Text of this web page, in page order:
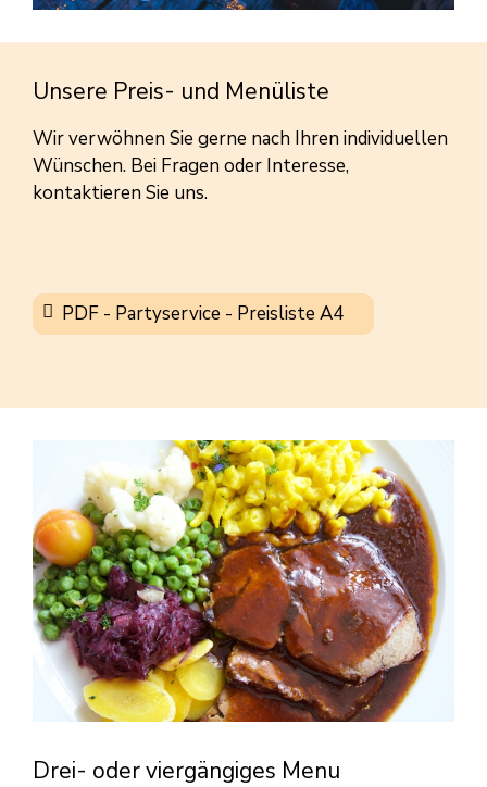
Unsere Preis- und Menüliste
Wir verwöhnen Sie gerne nach Ihren individuellen
Wünschen. Bei Fragen oder Interesse,
kontaktieren Sie uns.
PDF - Partyservice - Preisliste A4
Drei- oder viergängiges Menu